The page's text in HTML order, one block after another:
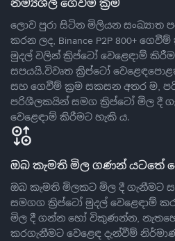
නම්‍යශීලී ගෙවීම් ක්‍රම
ලොව පුරා සිටින මිලියන සංඛ්‍යාත
කරන ලද, Binance P2P 800+
මුදල් වලින් ක්‍රිප්ටෝ වෙළෙඳාම්
සපයයි.විවෘත ක්‍රිප්ටෝ
සහ ගෙවීම් ක්‍රම සකසන අතර ම,
පරිශීලකයින් සමග ක්‍රිප්ටෝ මිල දී
වෙළෙඳාම් කිරීමට හැකි ය.
ඔබ කැමති මිල ගණන් යටතේ
ඔබ කැමති මිලකට මිල දී
සමගග ක්‍රිප්ටෝ මුදල් වෙළෙඳාම්
මිල දී ගන්න හෝ විකුණන්න,
කරගැනීමට වෙළෙඳ දැන්වීම්